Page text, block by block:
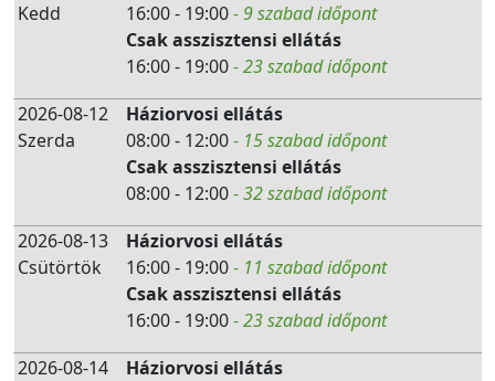
Kedd
16:00 - 19:00- 9 szabad időpont
Csak asszisztensi ellátás
16:00 - 19:00- 23 szabad időpont
2026-08-12
Szerda
Háziorvosi ellátás
08:00 - 12:00- 15 szabad időpont
Csak asszisztensi ellátás
08:00 - 12:00- 32 szabad időpont
2026-08-13
Csütörtök
Háziorvosi ellátás
16:00 - 19:00- 11 szabad időpont
Csak asszisztensi ellátás
16:00 - 19:00- 23 szabad időpont
2026-08-14
Háziorvosi ellátás